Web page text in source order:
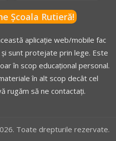
Școala Rutieră!
aplicație web/mobile fac
sunt protejate prin lege. Este
în scop educațional personal.
în alt scop decât cel
rugăm să ne contactați.
Toate drepturile rezervate.